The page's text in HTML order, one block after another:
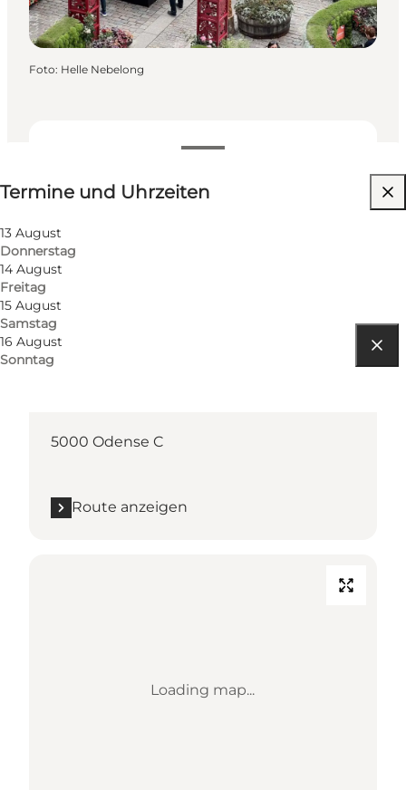
Termine und Uhrzeiten
Termine und Uhrzeiten
13 August
Donnerstag
14 August
Freitag
15 August
Samstag
16 August
Sonntag
Foto: Helle Nebelong
Route anzeigen
5000 Odense C
Route anzeigen
Loading map...